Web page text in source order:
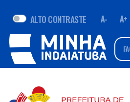
ALTO CONTRASTE A- A+